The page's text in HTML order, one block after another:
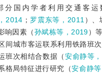
分国内学者利用交通客
2014 ； 罗震东等，2011 ）、
响因素（孙斌栋等，2019）
间城市客运联系利用铁路班
班次相结合数据（安俞静等
格局特征进行研究（安俞静